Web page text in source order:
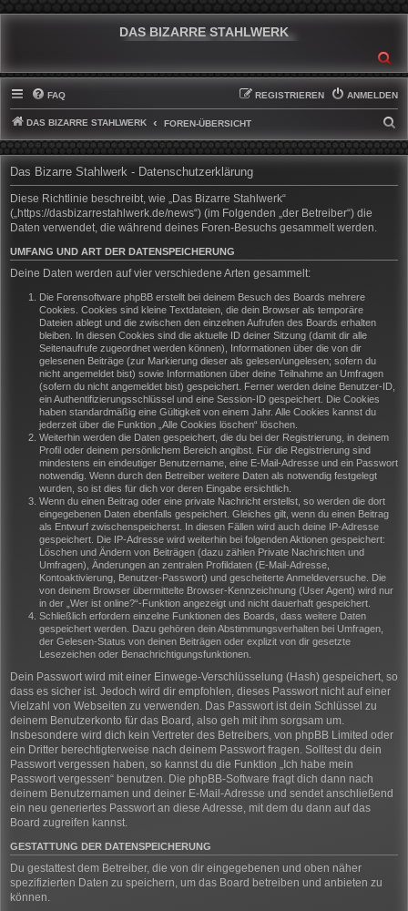
DAS BIZARRE STAHLWERK
FAQ ANMELDEN
REGISTRIEREN
DAS BIZARRE STAHLWERK FOREN-ÜBERSICHT
U
H
Das Bizarre Stahlwerk - Datenschutzerklärung
Diese Richtlinie beschreibt, wie „Das Bizarre Stahlwerk“
(„https://dasbizarrestahlwerk.de/news“) (im Folgenden „der Betreiber“) die
Daten verwendet, die während deines Foren-Besuchs gesammelt werden.
UMFANG UND ART DER DATENSPEICHERUNG
Deine Daten werden auf vier verschiedene Arten gesammelt:
Die Forensoftware phpBB erstellt bei deinem Besuch des Boards mehrere
Cookies. Cookies sind kleine Textdateien, die dein Browser als temporäre
Dateien ablegt und die zwischen den einzelnen Aufrufen des Boards erhalten
bleiben. In diesen Cookies sind die aktuelle ID deiner Sitzung (damit dir alle
Seitenaufrufe zugeordnet werden können), Informationen über die von dir
gelesenen Beiträge (zur Markierung dieser als gelesen/ungelesen; sofern du
nicht angemeldet bist) sowie Informationen über deine Teilnahme an Umfragen
(sofern du nicht angemeldet bist) gespeichert. Ferner werden deine Benutzer-ID,
ein Authentifizierungsschlüssel und eine Session-ID gespeichert. Die Cookies
haben standardmäßig eine Gültigkeit von einem Jahr. Alle Cookies kannst du
jederzeit über die Funktion „Alle Cookies löschen“ löschen.
Weiterhin werden die Daten gespeichert, die du bei der Registrierung, in deinem
Profil oder deinem persönlichem Bereich angibst. Für die Registrierung sind
mindestens ein eindeutiger Benutzername, eine E-Mail-Adresse und ein Passwort
notwendig. Wenn durch den Betreiber weitere Daten als notwendig festgelegt
wurden, so ist dies für dich vor deren Eingabe ersichtlich.
Wenn du einen Beitrag oder eine private Nachricht erstellst, so werden die dort
eingegebenen Daten ebenfalls gespeichert. Gleiches gilt, wenn du einen Beitrag
als Entwurf zwischenspeicherst. In diesen Fällen wird auch deine IP-Adresse
gespeichert. Die IP-Adresse wird weiterhin bei folgenden Aktionen gespeichert:
Löschen und Ändern von Beiträgen (dazu zählen Private Nachrichten und
Umfragen), Änderungen an zentralen Profildaten (E-Mail-Adresse,
Kontoaktivierung, Benutzer-Passwort) und gescheiterte Anmeldeversuche. Die
von deinem Browser übermittelte Browser-Kennzeichnung (User Agent) wird nur
in der „Wer ist online?“-Funktion angezeigt und nicht dauerhaft gespeichert.
Schließlich erfordern einzelne Funktionen des Boards, dass weitere Daten
gespeichert werden. Dazu gehören dein Abstimmungsverhalten bei Umfragen,
der Gelesen-Status von deinen Beiträgen oder explizit von dir gesetzte
Lesezeichen oder Benachrichtigungsfunktionen.
Dein Passwort wird mit einer Einwege-Verschlüsselung (Hash) gespeichert, so
dass es sicher ist. Jedoch wird dir empfohlen, dieses Passwort nicht auf einer
Vielzahl von Webseiten zu verwenden. Das Passwort ist dein Schlüssel zu
deinem Benutzerkonto für das Board, also geh mit ihm sorgsam um.
Insbesondere wird dich kein Vertreter des Betreibers, von phpBB Limited oder
ein Dritter berechtigterweise nach deinem Passwort fragen. Solltest du dein
Passwort vergessen haben, so kannst du die Funktion „Ich habe mein
Passwort vergessen“ benutzen. Die phpBB-Software fragt dich dann nach
deinem Benutzernamen und deiner E-Mail-Adresse und sendet anschließend
ein neu generiertes Passwort an diese Adresse, mit dem du dann auf das
Board zugreifen kannst.
GESTATTUNG DER DATENSPEICHERUNG
Du gestattest dem Betreiber, die von dir eingegebenen und oben näher
spezifizierten Daten zu speichern, um das Board betreiben und anbieten zu
können.